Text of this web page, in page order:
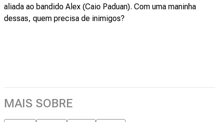
aliada ao bandido Alex (Caio Paduan). Com uma maninha
dessas, quem precisa de inimigos?
MAIS SOBRE